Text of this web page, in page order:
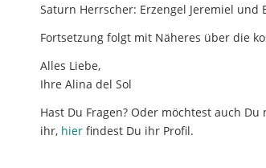
Saturn Herrscher: Erzengel Jeremiel und
Fortsetzung folgt mit Näheres über die
Alles Liebe,
Ihre Alina del Sol
Hast Du Fragen? Oder möchtest auch
ihr, hier findest Du ihr Profil.